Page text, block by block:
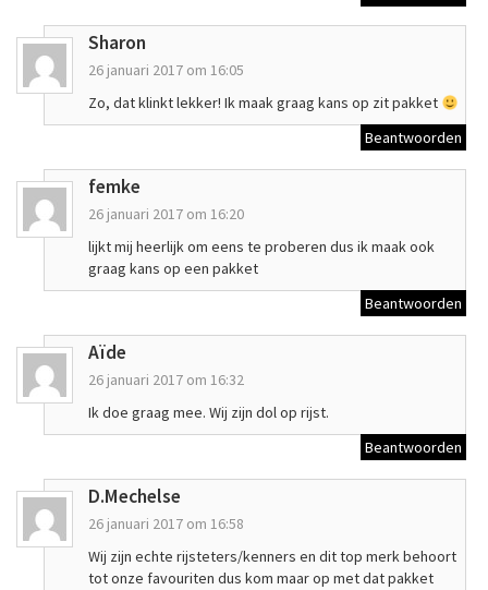
Sharon
26 januari 2017 om 16:05
Zo, dat klinkt lekker! Ik maak graag kans op zit pakket
Beantwoorden
femke
26 januari 2017 om 16:20
lijkt mij heerlijk om eens te proberen dus ik maak ook
graag kans op een pakket
Beantwoorden
Aïde
26 januari 2017 om 16:32
Ik doe graag mee. Wij zijn dol op rijst.
Beantwoorden
D.Mechelse
26 januari 2017 om 16:58
Wij zijn echte rijsteters/kenners en dit top merk behoort
tot onze favouriten dus kom maar op met dat pakket